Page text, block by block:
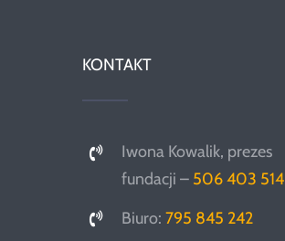
KONTAKT
Iwona Kowalik, prezes
fundacji – 506 403 514
Biuro:795 845 242